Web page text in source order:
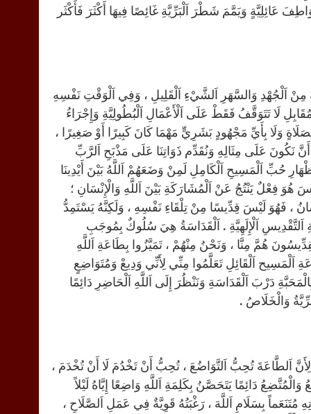
عَائِلِيَّةٍ وَيَمَّمَ شَطْرَ اَلْبَرِّيَّةِ غَائِصًا فِيهَا أَكْثَرَ فَأَكْثَر
مِنْ اَلْجُهْدِ وَالسَّهَرِ اَلشَّيْءِ اَلْقَلِيلِ ، وَفِي اَلْوَقْتِ نَفْسِهِ
لَا تَتَوَقَّفُ فَقَطْ عَلَى اَلْأَعْمَالِ اَلْبُطُولِيَّةِ وَإِجْرَاءُ
وَلَا بِأَيِّ مَجْهُودٍ بَشَرِيٍّ مَهْمَا كَانَ كَبِيرًا أَوْ صَغِيرًا ،
أَنَّ نَكُونَ عَلَى مِثَالِهِ وَنُقَدِّم ذَوَاتِنَا عَلَى مَذْبَحِ اَلرَّبِّ
حُبِّ اَلْمَسِيحِ اَلْكَامِلِ لَمِنْ وَضَعَهُمْ اَللَّهُ بَيْنَ أَيْدِينَا
فِعْلٌ يَنْتُجُ عَنْ اَلْمُشَارَكَةِ بَيْنَ اَللَّهِ وَالْإِنْسَانِ ؛
هُمْ اَلْبَشَرُ اَلْمُؤْمِنُونَ ( عَبَّ 11 : 2 ) ، فَالْإِنْسَانُ ، فَهُوَ لَيْسَ قِدِّيسًا مِنْ تِلْقَاءِ نَفْسِهِ ، وَلَكِنَّهُ يَسْتَمِدُّ
اَلتَّقْدِيسِ اَلْإِلَهِيَّةِ . اَلْقَدَاسَةُ هِيَ سُلُوكٌ بِمُوجَبِ
هُمَّ مِنَّا ، وَنَحْنُ مِنْهُمْ ، تَمَيَّزُوا بِطَاعَةِ اَللَّهِ
اَلْمَسِيح اَلْقَائِلِ تَعَلَّمُوا مِنِّي لِأَنِّي وَدِيعْ وَمُتَوَاضِعٍ
دَرْبَ اَلْقَدَاسَةِ وَنَنْظُرَ إِلَى اَللَّهِ اَلْحَاضِرِ دَائِمًا
وَالْخَلَاصُ .
اَلطَّاعَةَ تُحِبُّ اَلتَّوَاضُعَ ، تُحِبُّ أَنْ تَخْدُمَ لَا أَنْ تُخْدَمَ ،
دَائِمًا يَتَحَصَّنُ بِكَلِمَةِ اَللَّهِ وَاضِعًا إِيَّاهُ لَيْلاً
مُتَنَعَماً بِسَلَامِ اَللَّهَ ، رَغْبَتُهُ قَوِيَّةٌ فِي عَمَلِ اَلصَّلَاحِ ،